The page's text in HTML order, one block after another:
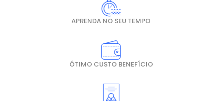
APRENDA NO SEU TEMPO
ÓTIMO CUSTO BENEFÍCIO